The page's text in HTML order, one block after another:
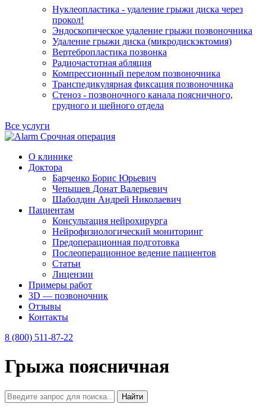
Нуклеопластика - удаление грыжи диска через
прокол!
Эндоскопическое удаление грыжи позвоночника
Удаление грыжи диска (микродискэктомия)
Вертебропластика позвонка
Радиочастотная абляция
Компрессионный перелом позвоночника
Транспедикулярная фиксация позвоночника
Стеноз - позвоночного канала поясничного,
грудного и шейного отдела
Все услуги
Срочная операция
О клинике
Доктора
Барченко Борис Юрьевич
Чепышев Донат Валерьевич
Шаболдин Андрей Николаевич
Пациентам
Консультация нейрохирурга
Нейрофизиологический мониторинг
Предоперационная подготовка
Послеоперационное ведение пациентов
Статьи
Лицензии
Примеры работ
3D — позвоночник
Отзывы
Контакты
8 (800) 511-87-22
Грыжа поясничная